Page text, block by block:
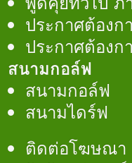
ประกาศต้องก
ประกาศต้องก
สนามกอล์ฟ
สนามกอล์ฟ
สนามไดร์ฟ
ติดต่อโฆษณา